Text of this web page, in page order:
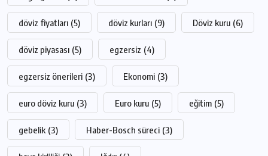
döviz fiyatları (5) döviz kurları (9) Döviz kuru (6)
döviz piyasası (5) egzersiz (4)
egzersiz önerileri (3) Ekonomi (3)
euro döviz kuru (3) Euro kuru (5) eğitim (5)
gebelik (3) Haber-Bosch süreci (3)